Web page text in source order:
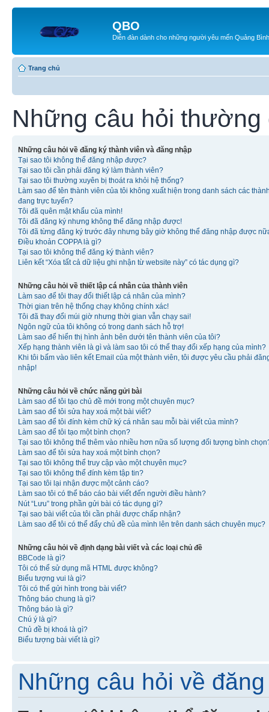
QBO
Diễn đàn dành cho những người yêu mến Quảng Bình
Trang chủ
Những câu hỏi thường
Những câu hỏi về đăng ký thành viên và đăng nhập
Tại sao tôi không thể đăng nhập được?
Tại sao tôi cần phải đăng ký làm thành viên?
Tại sao tôi thường xuyên bị thoát ra khỏi hệ thống?
Làm sao để tên thành viên của tôi không xuất hiện trong danh sách các
đang trực tuyến?
Tôi đã quên mật khẩu của mình!
Tôi đã đăng ký nhưng không thể đăng nhập được!
Tôi đã từng đăng ký trước đây nhưng bây giờ không thể đăng nhập được
Điều khoản COPPA là gì?
Tại sao tôi không thể đăng ký thành viên?
Liên kết “Xóa tất cả dữ liệu ghi nhận từ website này” có tác dụng gì?
Những câu hỏi về thiết lập cá nhân của thành viên
Làm sao để tôi thay đổi thiết lập cá nhân của mình?
Thời gian trên hệ thống chạy không chính xác!
Tôi đã thay đổi múi giờ nhưng thời gian vẫn chạy sai!
Ngôn ngữ của tôi không có trong danh sách hỗ trợ!
Làm sao để hiển thị hình ảnh bên dưới tên thành viên của tôi?
Xếp hạng thành viên là gì và làm sao tôi có thể thay đổi xếp hạng của mình?
Khi tôi bấm vào liên kết Email của một thành viên, tôi được yêu cầu phải
nhập!
Những câu hỏi về chức năng gửi bài
Làm sao để tôi tạo chủ đề mới trong một chuyên mục?
Làm sao để tôi sửa hay xoá một bài viết?
Làm sao để tôi đính kèm chữ ký cá nhân sau mỗi bài viết của mình?
Làm sao để tôi tạo một bình chọn?
Tại sao tôi không thể thêm vào nhiều hơn nữa số lượng đối tượng bình
Làm sao để tôi sửa hay xoá một bình chọn?
Tại sao tôi không thể truy cập vào một chuyên mục?
Tại sao tôi không thể đính kèm tập tin?
Tại sao tôi lại nhận được một cảnh cáo?
Làm sao tôi có thể báo cáo bài viết đến người điều hành?
Nút “Lưu” trong phần gửi bài có tác dụng gì?
Tại sao bài viết của tôi cần phải được chấp nhận?
Làm sao để tôi có thể đẩy chủ đề của mình lên trên danh sách chuyên mục?
Những câu hỏi về định dạng bài viết và các loại chủ đề
BBCode là gì?
Tôi có thể sử dụng mã HTML được không?
Biểu tượng vui là gì?
Tôi có thể gửi hình trong bài viết?
Thông báo chung là gì?
Thông báo là gì?
Chú ý là gì?
Chủ đề bị khoá là gì?
Biểu tượng bài viết là gì?
Những câu hỏi về